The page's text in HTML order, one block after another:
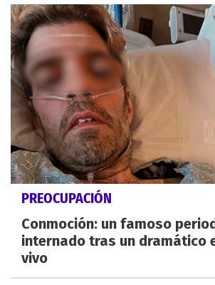
PREOCUPACIÓN
Conmoción: un famoso
internado tras un dramático
vivo